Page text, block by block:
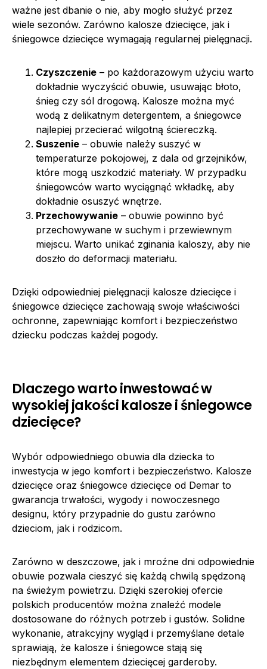
ważne jest dbanie o nie, aby mogło służyć przez
wiele sezonów. Zarówno kalosze dziecięce, jak i
śniegowce dziecięce wymagają regularnej pielęgnacji.
Czyszczenie – po każdorazowym użyciu warto
dokładnie wyczyścić obuwie, usuwając błoto,
śnieg czy sól drogową. Kalosze można myć
wodą z delikatnym detergentem, a śniegowce
najlepiej przecierać wilgotną ściereczką.
Suszenie – obuwie należy suszyć w
temperaturze pokojowej, z dala od grzejników,
które mogą uszkodzić materiały. W przypadku
śniegowców warto wyciągnąć wkładkę, aby
dokładnie osuszyć wnętrze.
Przechowywanie – obuwie powinno być
przechowywane w suchym i przewiewnym
miejscu. Warto unikać zginania kaloszy, aby nie
doszło do deformacji materiału.
Dzięki odpowiedniej pielęgnacji kalosze dziecięce i
śniegowce dziecięce zachowają swoje właściwości
ochronne, zapewniając komfort i bezpieczeństwo
dziecku podczas każdej pogody.
Dlaczego warto inwestować w
wysokiej jakości kalosze i śniegowce
dziecięce?
Wybór odpowiedniego obuwia dla dziecka to
inwestycja w jego komfort i bezpieczeństwo. Kalosze
dziecięce oraz śniegowce dziecięce od Demar to
gwarancja trwałości, wygody i nowoczesnego
designu, który przypadnie do gustu zarówno
dzieciom, jak i rodzicom.
Zarówno w deszczowe, jak i mroźne dni odpowiednie
obuwie pozwala cieszyć się każdą chwilą spędzoną
na świeżym powietrzu. Dzięki szerokiej ofercie
polskich producentów można znaleźć modele
dostosowane do różnych potrzeb i gustów. Solidne
wykonanie, atrakcyjny wygląd i przemyślane detale
sprawiają, że kalosze i śniegowce stają się
niezbędnym elementem dziecięcej garderoby.